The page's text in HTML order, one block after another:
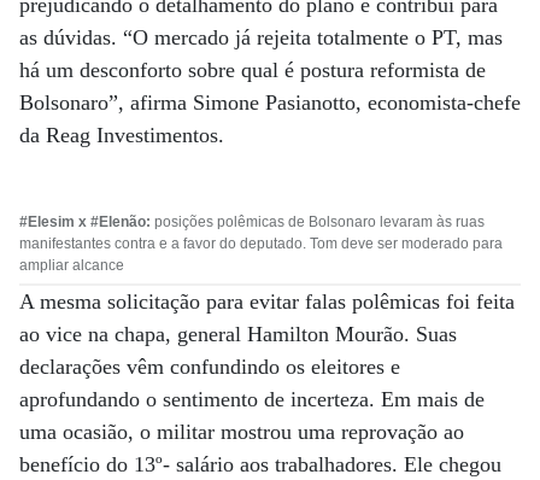
prejudicando o detalhamento do plano e contribui para
as dúvidas. “O mercado já rejeita totalmente o PT, mas
há um desconforto sobre qual é postura reformista de
Bolsonaro”, afirma Simone Pasianotto, economista-chefe
da Reag Investimentos.
#Elesim x #Elenão: posições polêmicas de Bolsonaro levaram às ruas
manifestantes contra e a favor do deputado. Tom deve ser moderado para
ampliar alcance
A mesma solicitação para evitar falas polêmicas foi feita
ao vice na chapa, general Hamilton Mourão. Suas
declarações vêm confundindo os eleitores e
aprofundando o sentimento de incerteza. Em mais de
uma ocasião, o militar mostrou uma reprovação ao
benefício do 13º- salário aos trabalhadores. Ele chegou